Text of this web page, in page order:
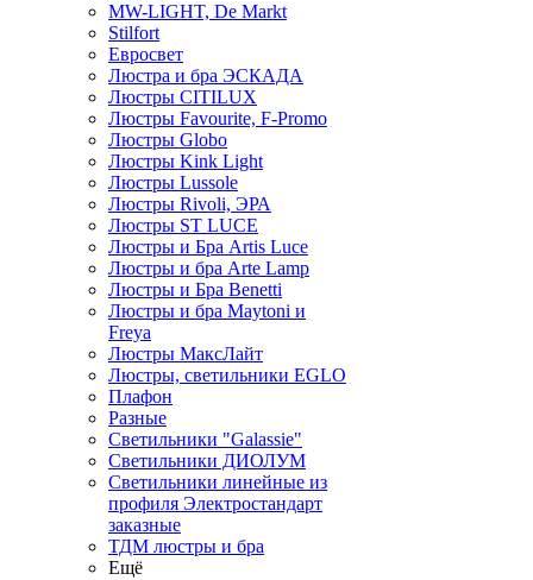
MW-LIGHT, De Markt
Stilfort
Евросвет
Люстра и бра ЭСКАДА
Люстры CITILUX
Люстры Favourite, F-Promo
Люстры Globo
Люстры Kink Light
Люстры Lussole
Люстры Rivoli, ЭРА
Люстры ST LUCE
Люстры и Бра Artis Luce
Люстры и бра Arte Lamp
Люстры и Бра Benetti
Люстры и бра Maytoni и
Freya
Люстры МаксЛайт
Люстры, светильники EGLO
Плафон
Разные
Светильники "Galassie"
Светильники ДИОЛУМ
Светильники линейные из
профиля Электростандарт
заказные
ТДМ люстры и бра
Ещё